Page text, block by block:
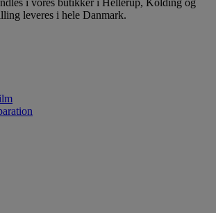
i vores butikker i Hellerup, Kolding og
leveres i hele Danmark.